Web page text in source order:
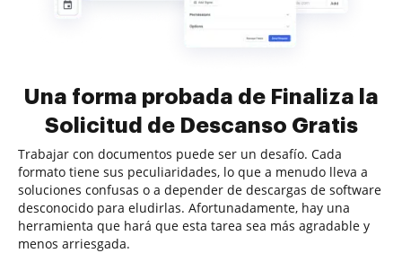
Una forma probada de Finaliza la
Solicitud de Descanso Gratis
Trabajar con documentos puede ser un desafío. Cada
formato tiene sus peculiaridades, lo que a menudo lleva a
soluciones confusas o a depender de descargas de software
desconocido para eludirlas. Afortunadamente, hay una
herramienta que hará que esta tarea sea más agradable y
menos arriesgada.